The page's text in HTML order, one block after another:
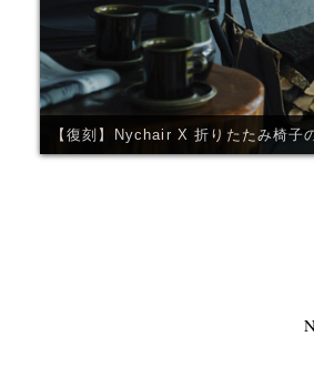
【復刻】Nychair X 折りたたみ椅子